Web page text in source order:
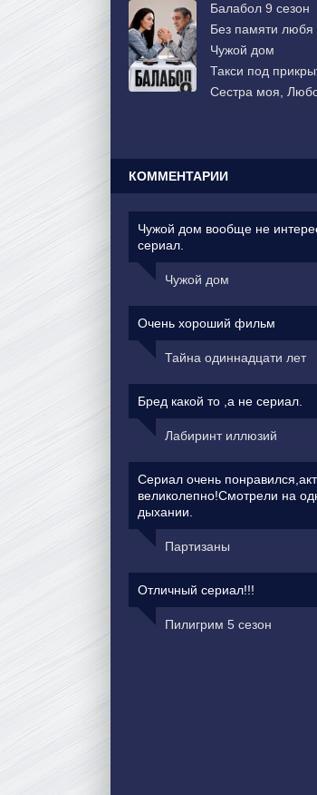
Балабол 9 сезон
Без памяти любя
Чужой дом
Такси под
Сестра моя,
КОММЕНТАРИИ
Чужой дом вообще не
сериал.
Чужой дом
Очень хороший фильм
Тайна одиннадцати лет
Бред какой то ,а не сериал.
Лабиринт иллюзий
Сериал очень
великолепно!Смотрели на
дыхании.
Партизаны
Отличный сериал!!!
Пилигрим 5 сезон